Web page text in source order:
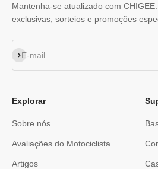
Mantenha-se atualizado com
exclusivas, sorteios e promoções
E-mail
Subscrever
Explorar
Sobre nós
Avaliações do Motociclista
Artigos